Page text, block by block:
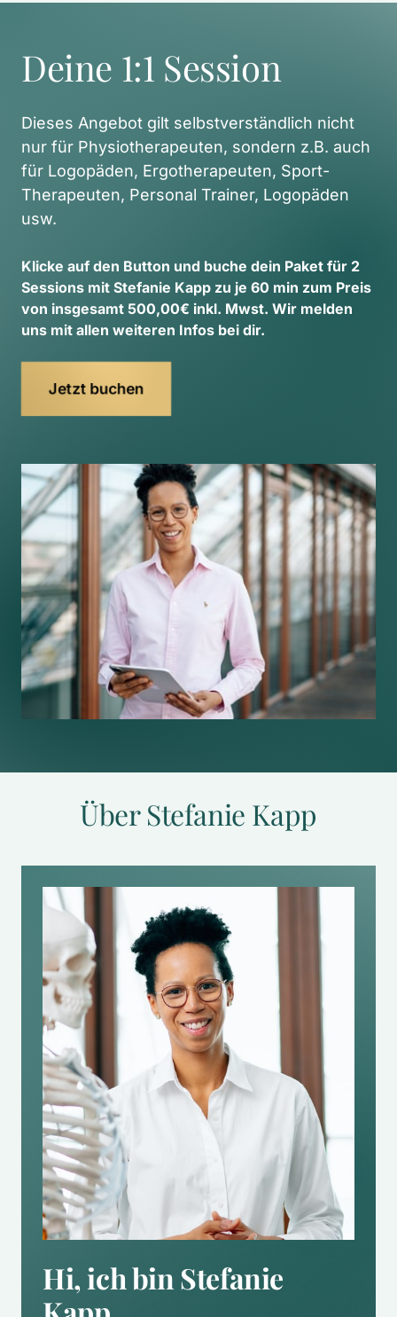
Deine 1:1 Session
Dieses Angebot gilt selbstverständlich nicht
nur für Physiotherapeuten, sondern z.B. auch
für Logopäden, Ergotherapeuten, Sport-
Therapeuten, Personal Trainer, Logopäden
Klicke auf den Button und buche dein Paket für
Sessions mit Stefanie Kapp zu je 60 min zum
von insgesamt 500,00€ inkl. Mwst. Wir
uns mit allen weiteren Infos bei dir.
Jetzt buchen
Über Stefanie Kapp
Hi, ich bin Stefanie